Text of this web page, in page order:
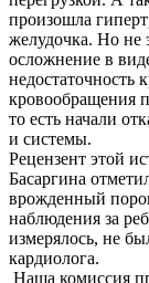
произошла
желудочка. Но не
осложнение в
кровообращения
то есть начали
и системы.
Рецензент этой
Басаргина
врожденный
наблюдения за
измерялось, не
кардиолога.
Наша комиссия